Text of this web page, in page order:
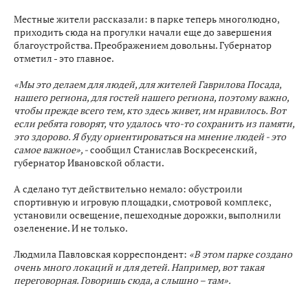
Местные жители рассказали: в парке теперь многолюдно,
приходить сюда на прогулки начали еще до завершения
благоустройства. Преображением довольны. Губернатор
отметил - это главное.
«Мы это делаем для людей, для жителей Гаврилова Посада,
нашего региона, для гостей нашего региона, поэтому важно,
чтобы прежде всего тем, кто здесь живет, им нравилось. Вот
если ребята говорят, что удалось что-то сохранить из памяти,
это здорово. Я буду ориентироваться на мнение людей - это
самое важное», -сообщил Станислав Воскресенский,
губернатор Ивановской области.
А сделано тут действительно немало: обустроили
спортивную и игровую площадки, смотровой комплекс,
установили освещение, пешеходные дорожки, выполнили
озеленение. И не только.
Людмила Павловская корреспондент: «В этом парке создано
очень много локаций и для детей. Например, вот такая
переговорная. Говоришь сюда, а слышно – там».